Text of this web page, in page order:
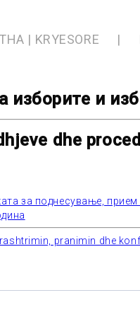
| KRYESORE
изборите и
dhe
за поднесување,
pranimin dhe